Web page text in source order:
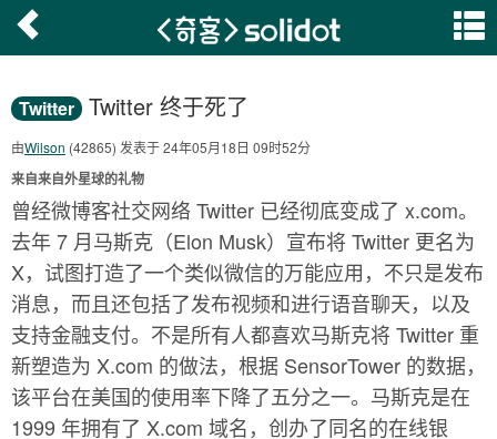
Twitter Twitter 终于死了
由Wilson (42865) 发表于 24年05月18日 09时52分
来自来自外星球的礼物
曾经微博客社交网络 Twitter 已经彻底变成了 x.com。
去年 7 月马斯克（Elon Musk）宣布将 Twitter 更名为
X，试图打造了一个类似微信的万能应用，不只是发布
消息，而且还包括了发布视频和进行语音聊天，以及
支持金融支付。不是所有人都喜欢马斯克将 Twitter 重
新塑造为 X.com 的做法，根据 SensorTower 的数据，
该平台在美国的使用率下降了五分之一。马斯克是在
1999 年拥有了 X.com 域名，创办了同名的在线银